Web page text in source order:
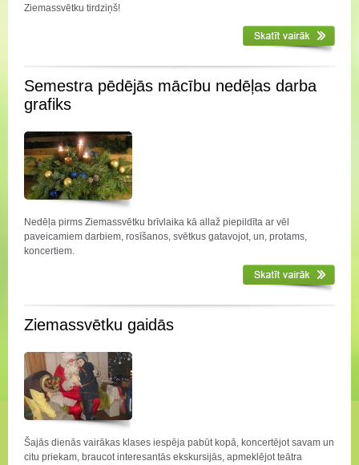
Ziemassvētku tirdziņš!
Semestra pēdējās mācību nedēļas darba
grafiks
Nedēļa pirms Ziemassvētku brīvlaika kā allaž piepildīta ar vēl
paveicamiem darbiem, rosīšanos, svētkus gatavojot, un, protams,
koncertiem.
Ziemassvētku gaidās
Šajās dienās vairākas klases iespēja pabūt kopā, koncertējot savam un
citu priekam, braucot interesantās ekskursijās, apmeklējot teātra